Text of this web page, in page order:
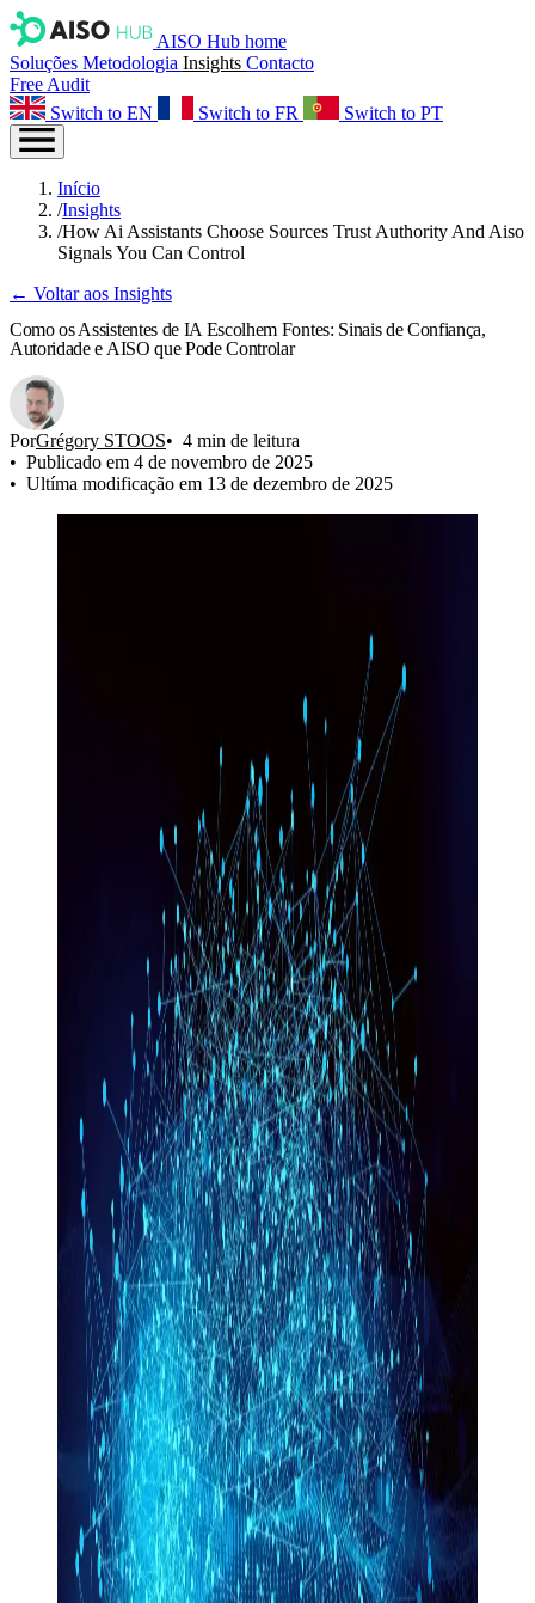
AISO Hub home
Soluções Metodologia Insights Contacto
Free Audit
Switch to EN
Switch to FR Switch to PT
Início
/Insights
/How Ai Assistants Choose Sources Trust Authority And Aiso
Signals You Can Control
← Voltar aos Insights
Como os Assistentes de IA Escolhem Fontes: Sinais de Confiança,
Autoridade e AISO que Pode Controlar
PorGrégory STOOS
4 min de leitura
Publicado em 4 de novembro de 2025
Ultíma modificação em 13 de dezembro de 2025